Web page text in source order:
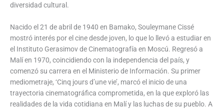
diversidad cultural.
Nacido el 21 de abril de 1940 en Bamako, Souleymane Cissé
mostró interés por el cine desde joven, lo que lo llevó a estudiar en
el Instituto Gerasimov de Cinematografía en Moscú. Regresó a
Malí en 1970, coincidiendo con la independencia del país, y
comenzó su carrera en el Ministerio de Información. Su primer
mediometraje, ‘Cinq jours d’une vie’, marcó el inicio de una
trayectoria cinematográfica comprometida, en la que exploró las
realidades de la vida cotidiana en Malí y las luchas de su pueblo. A